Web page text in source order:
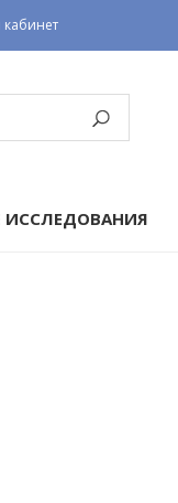
ИССЛЕДОВАНИЯ